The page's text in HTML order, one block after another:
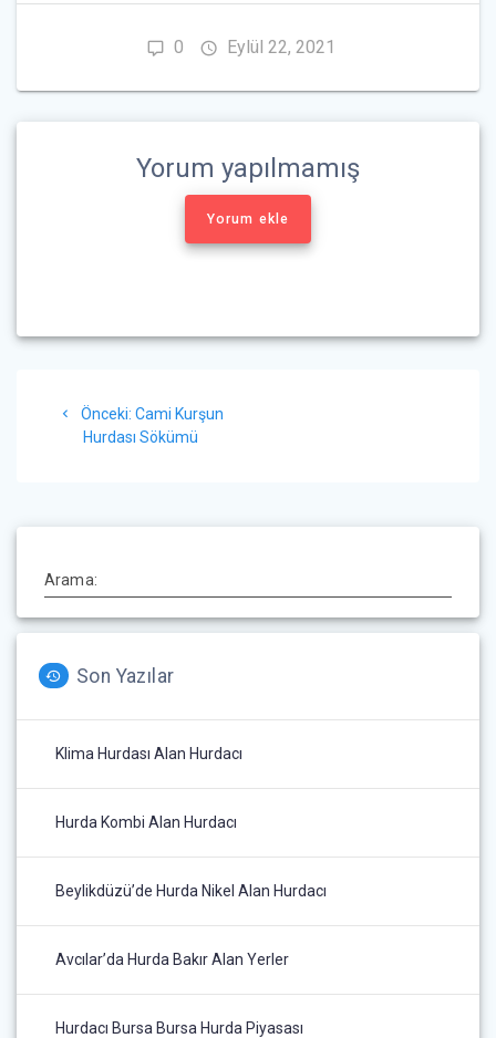
0 Eylül 22, 2021
Yorum yapılmamış
Yorum ekle
Yazı
gezinmesi
Önceki: Önceki
yazı:
Cami Kurşun
Hurdası Sökümü
Arama:
Son Yazılar
Klima Hurdası Alan Hurdacı
Hurda Kombi Alan Hurdacı
Beylikdüzü’de Hurda Nikel Alan Hurdacı
Avcılar’da Hurda Bakır Alan Yerler
Hurdacı Bursa Bursa Hurda Piyasası